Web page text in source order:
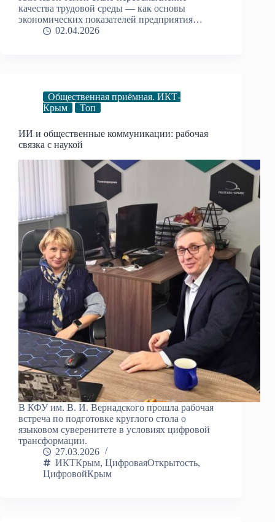
качества трудовой среды — как основы
экономических показателей предприятия…
02.04.2026
Общественная приёмная. ИКТ-
Крым
Топ
ИИ и общественные коммуникации: рабочая
связка с наукой
В КФУ им. В. И. Вернадского прошла рабочая
встреча по подготовке круглого стола о
языковом суверенитете в условиях цифровой
трансформации.
27.03.2026
ИКТКрым, ЦифроваяОткрытость,
ЦифровойКрым